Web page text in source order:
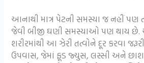
આનાથી માત્ર પેટની સમસ્યા જ નહીં પણ
જેવી બીજી ઘણી સમસ્યાઓ પણ થાય છે.
શરીરમાંથી આ ઝેરી તત્વોને દૂર કરવા
ઉપવાસ, જેમાં ફૂડ જ્યુસ, લસ્સી અને છાશ